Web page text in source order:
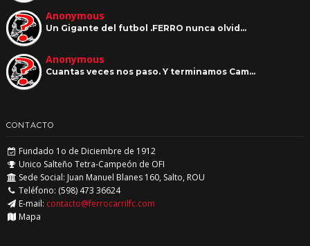
Anonymous
Un Gigante del futbol .FERRO nunca olvid…
Anonymous
Cuantas veces nos paso. Y terminamos Cam…
CONTACTO
Fundado 1o de Diciembre de 1912
Unico Salteño Tetra-Campeón de OFI
Sede Social: Juan Manuel Blanes 160, Salto, ROU
Teléfono: (598) 473 36624
E-mail: contacto@ferrocarrilfc.com
Mapa